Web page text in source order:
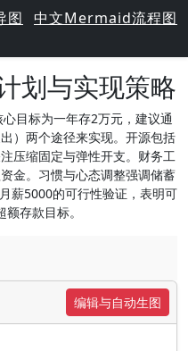
图
中文Mermaid流程图
划与实现策略
目标为一年存2万元，建议通
）两个途径来实现。开源包括
压缩固定与弹性开支。财务工
金。习惯与心态调整强调储蓄
薪5000的可行性验证，表明可
存款目标。
编辑与自动生图